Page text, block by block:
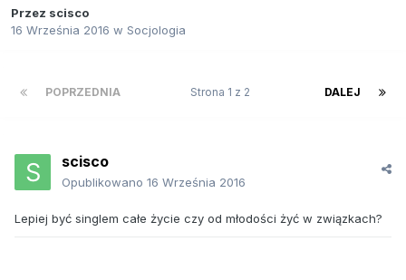
Przez scisco
16 Września 2016 w Socjologia
POPRZEDNIA DALEJ
Strona 1 z 2
scisco
Opublikowano 16 Września 2016
Lepiej być singlem całe życie czy od młodości żyć w związkach?